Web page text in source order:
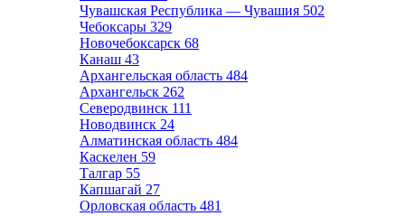
Чувашская Республика — Чувашия 502
Чебоксары 329
Новочебоксарск 68
Канаш 43
Архангельская область 484
Архангельск 262
Северодвинск 111
Новодвинск 24
Алматинская область 484
Каскелен 59
Талгар 55
Капшагай 27
Орловская область 481